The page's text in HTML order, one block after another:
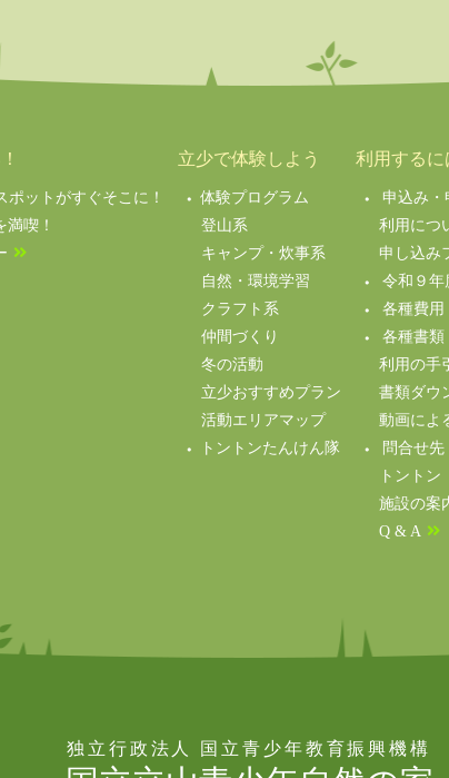
ポットがすぐそこに！
喫！
立少で体験しよう
体験プログラム
登山系
キャンプ・炊事系
自然・環境学習
クラフト系
仲間づくり
冬の活動
立少おすすめプラン
活動エリアマップ
トントンたんけん隊
利用するに
申込み・
利用につ
申し込み
令和９年
各種費用
各種書類
利用の手
書類ダウ
動画によ
問合せ
トント
施設の案
Q & A
独立行政法人 国立青少年教育振興機構